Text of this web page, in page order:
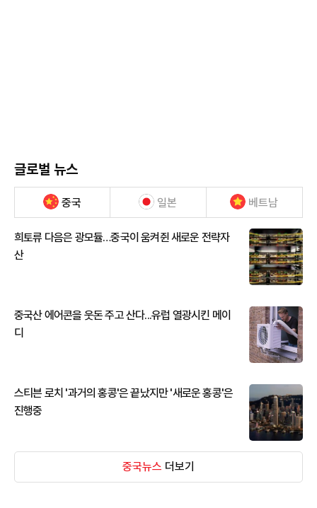
글로벌 뉴스
중국 일본 베트남
희토류 다음은 광모듈…중국이 움켜쥔 새로운 전략자
산
중국산 에어콘을 웃돈 주고 산다...유럽 열광시킨 메이
디
스티븐 로치 '과거의 홍콩'은 끝났지만 '새로운 홍콩'은
진행중
중국뉴스 더보기